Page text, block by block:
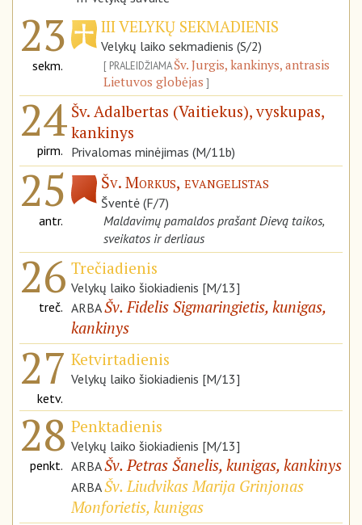
23
sekm.
III VELYKŲ SEKMADIENIS
Velykų laiko sekmadienis (S/2)
PRALEIDŽIAMAŠv. Jurgis, kankinys, antrasis
Lietuvos globėjas
24
pirm.
Šv. Adalbertas (Vaitiekus), vyskupas,
kankinys
Privalomas minėjimas (M/11b)
25
antr.
Šv. Morkus, evangelistas
Šventė (F/7)
Maldavimų pamaldos prašant Dievą taikos,
sveikatos ir derliaus
26
treč.
Trečiadienis
Velykų laiko šiokiadienis [M/13]
ARBAŠv. Fidelis Sigmaringietis, kunigas,
kankinys
27
ketv.
Ketvirtadienis
Velykų laiko šiokiadienis [M/13]
28
penkt.
Penktadienis
Velykų laiko šiokiadienis [M/13]
ARBAŠv. Petras Šanelis, kunigas, kankinys
ARBAŠv. Liudvikas Marija Grinjonas
Monforietis, kunigas